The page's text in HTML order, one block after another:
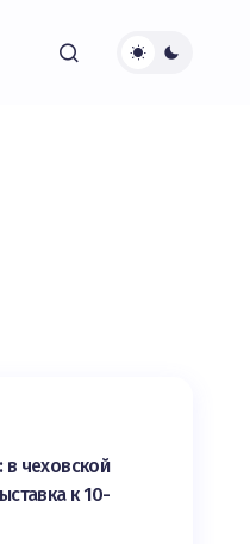
в чеховской
к 10-